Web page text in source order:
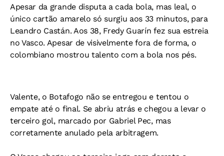
Apesar da grande disputa a cada bola, mas leal, o
único cartão amarelo só surgiu aos 33 minutos, para
Leandro Castán. Aos 38, Fredy Guarín fez sua estreia
no Vasco. Apesar de visivelmente fora de forma, o
colombiano mostrou talento com a bola nos pés.
Valente, o Botafogo não se entregou e tentou o
empate até o final. Se abriu atrás e chegou a levar o
terceiro gol, marcado por Gabriel Pec, mas
corretamente anulado pela arbitragem.